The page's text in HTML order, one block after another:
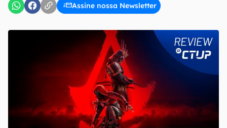
Assine nossa Newsletter
Confirmo que li, aceito e concordo com os Termos de
Uso e Política de Privacidade do Canaltech.